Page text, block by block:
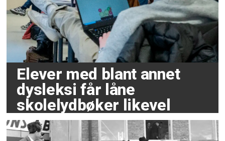
Elever med blant annet
dysleksi får låne
skolelydbøker likevel